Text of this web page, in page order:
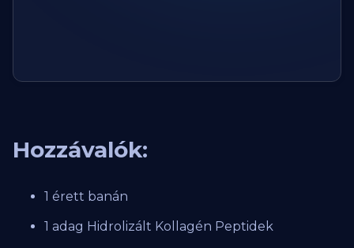
Hozzávalók:
1 érett banán
1 adag Hidrolizált Kollagén Peptidek